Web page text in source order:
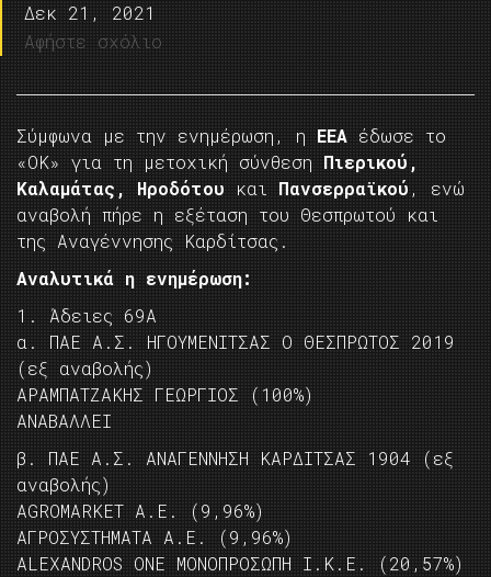
Δεκ 21, 2021
Αφήστε σχόλιο
Σύμφωνα με την ενημέρωση, η ΕΕΑ έδωσε το
«ΟΚ» για τη μετοχική σύνθεση Πιερικού,
Καλαμάτας, Ηροδότου και Πανσερραϊκού , ενώ
αναβολή πήρε η εξέταση του Θεσπρωτού και
της Αναγέννησης Καρδίτσας.
Αναλυτικά η ενημέρωση:
1. Άδειες 69Α
α. ΠΑΕ Α.Σ. ΗΓΟΥΜΕΝΙΤΣΑΣ Ο ΘΕΣΠΡΩΤΟΣ 2019
(εξ αναβολής)
ΑΡΑΜΠΑΤΖΑΚΗΣ ΓΕΩΡΓΙΟΣ (100%)
ΑΝΑΒΑΛΛΕΙ
β. ΠΑΕ Α.Σ. ΑΝΑΓΕΝΝΗΣΗ ΚΑΡΔΙΤΣΑΣ 1904 (εξ
αναβολής)
AGROMARKET A.E. (9,96%)
ΑΓΡΟΣΥΣΤΗΜΑΤΑ Α.Ε. (9,96%)
ALEXANDROS ONE ΜΟΝΟΠΡΟΣΩΠΗ Ι.Κ.Ε. (20,57%)